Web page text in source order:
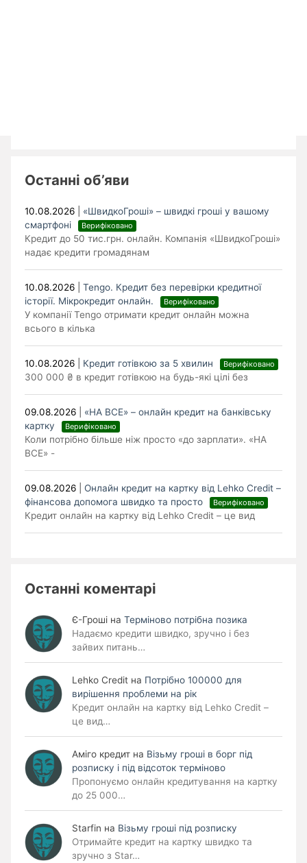
Останні об’яви
10.08.2026
«ШвидкоГроші» – швидкі гроші у вашому
смартфоні
Верифіковано
Кредит до 50 тис.грн. онлайн. Компанія «ШвидкоГроші»
надає кредити громадянам
10.08.2026 |Tengo. Кредит без перевірки кредитної
історії. Мікрокредит онлайн.
Верифіковано
У компанії Tengo отримати кредит онлайн можна
всього в кілька
10.08.2026 Кредит готівкою за 5 хвилин Верифіковано
300 000 ₴ в кредит готівкою на будь-які цілі без
09.08.2026
«НА ВСЕ» – онлайн кредит на банківську
картку
Верифіковано
Коли потрібно більше ніж просто «до зарплати». «НА
ВСЕ» -
09.08.2026 |Онлайн кредит на картку від Lehko Сredit –
фінансова допомога швидко та просто
Верифіковано
Кредит онлайн на картку від Lehko Credit – це вид
Останні коментарі
Є-Гроші на Терміново потрібна позика
Надаємо кредити швидко, зручно і без
зайвих питань…
Lehko Сredit на Потрібно 100000 для
вирішення проблеми на рік
Кредит онлайн на картку від Lehko Credit –
це вид…
Аміго кредит на Візьму гроші в борг під
розписку і під відсоток терміново
Пропонуємо онлайн кредитування на картку
до 25 000…
Starfin на Візьму гроші під розписку
Отримайте кредит на картку швидко та
зручно з Star…